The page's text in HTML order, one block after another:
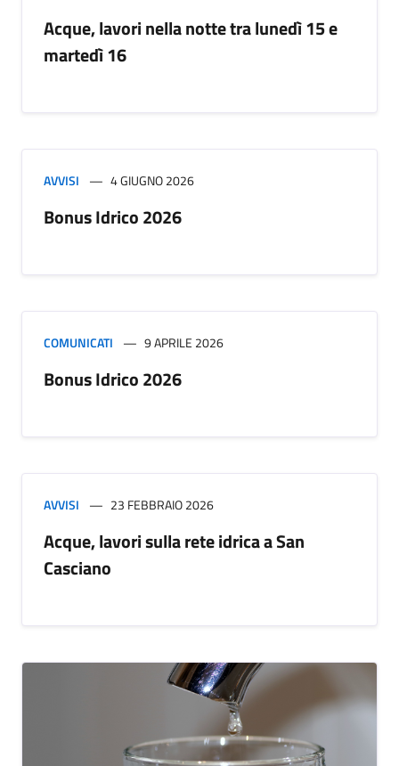
Acque, lavori nella notte tra lunedì 15 e
martedì 16
AVVISI 4 GIUGNO 2026
Bonus Idrico 2026
COMUNICATI 9 APRILE 2026
Bonus Idrico 2026
AVVISI 23 FEBBRAIO 2026
Acque, lavori sulla rete idrica a San
Casciano